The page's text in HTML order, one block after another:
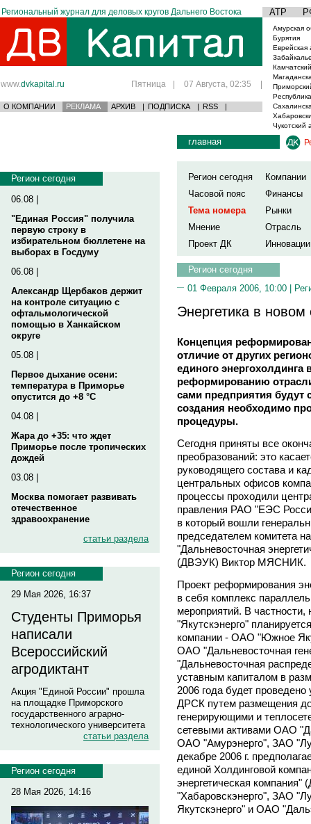
Региональный журнал для деловых кругов Дальнего Востока АТР
www.dvkapital.ru Пятница | 07 Августа, 02:35 |
О КОМПАНИИ РЕКЛАМА АРХИВ | ПОДПИСКА | RSS |
Амурская
Бурятия
Еврейская
Чукотский
Регион сегодня
06.08 |
"Единая Россия" получила
первую строку в
избирательном бюллетене на
выборах в Госдуму
06.08 |
Александр Щербаков держит
на контроле ситуацию с
офтальмологической
помощью в Ханкайском
округе
05.08 |
Первое дыхание осени:
температура в Приморье
опустится до +8 °C
04.08 |
Жара до +35: что ждет
Приморье после тропических
дождей
03.08 |
Москва помогает развивать
отечественное
здравоохранение
статьи раздела
Регион сегодня
29 Мая 2026, 16:37
Студенты Приморья
написали
Всероссийский
агродиктант
Акция "Единой России" прошла
на площадке Приморского
государственного аграрно-
технологического университета
статьи раздела
Регион сегодня
28 Мая 2026, 14:16
главная
Регион сегодня
Компании
Часовой пояс
Финансы
Тема номера
Рынки
Мнение
Отрасль
Проект ДК
Инновации
Регион сегодня
01 Февраля 2006, 10:00 |
Энергетика в новом
Концепция
отличие от других
единого энергохолдинга
реформированию
сами предприятия будут
создания необходимо
процедуры.
Сегодня приняты все
преобразований: это
руководящего состава и
центральных офисов
процессы проходили
правления РАО "ЕЭС
в который вошли
председателем комитета
"Дальневосточная
(ДВЭУК) Виктор МЯСНИК.
Проект реформирования
в себя комплекс
мероприятий. В
"Якутскэнерго"
компании - ОАО "Южное
ОАО "Дальневосточная
"Дальневосточная
уставным капиталом в
2006 года будет
ДРСК путем размещения
генерирующими и
сетевыми активами ОАО
ОАО "Амурэнерго", ЗАО
декабре 2006 г.
единой Холдинговой
энергетическая
"Хабаровскэнерго", ЗАО
Якутскэнерго" и ОАО